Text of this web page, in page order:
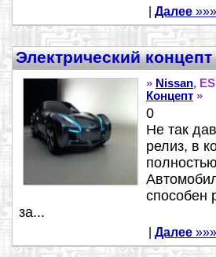
Далее »»»
Электрический
» Nissan,
Концепт »
0
Не так
релиз, в
способен
за...
Далее »»»